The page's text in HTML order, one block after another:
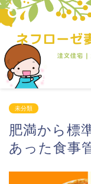
未分類
肥満から標
あった食事